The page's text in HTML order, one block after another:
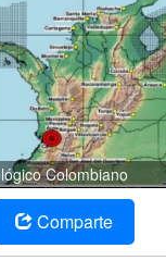
Colombiano
Comparte